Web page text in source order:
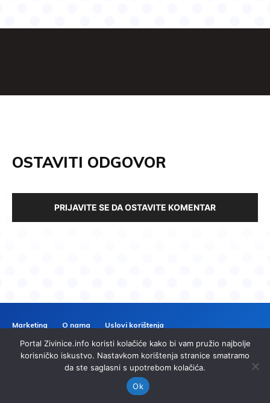
OSTAVITI ODGOVOR
PRIJAVITE SE DA OSTAVITE KOMENTAR
Marketing O nama
Uslovi korištenja
Politika privatnosti
Kontakt
ZIVINICEINFO
© 2024 Zivinice.info. Sva prava zadržana. | Izrada
Portal Zivinice.info koristi kolačiće kako bi vam pružio najbolje
korisničko iskustvo. Nastavkom korištenja stranice smatramo
da ste saglasni s upotrebom kolačića.
Ok